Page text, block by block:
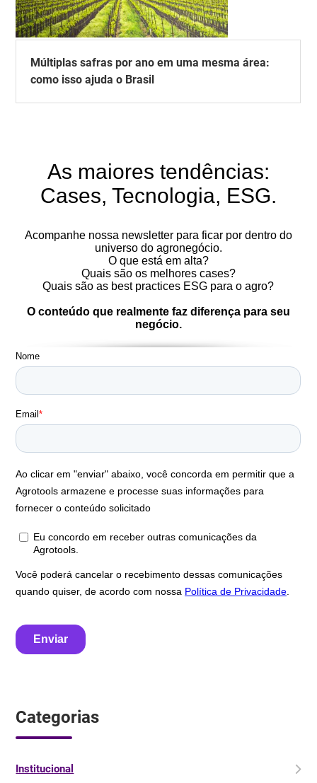
Múltiplas safras por ano em uma mesma área:
como isso ajuda o Brasil
Categorias
Institucional